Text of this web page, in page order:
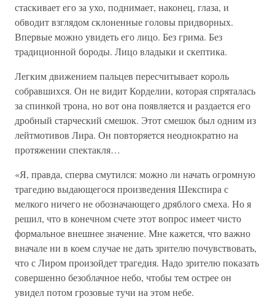
стаскивает его за ухо, поднимает, наконец, глаза, и
обводит взглядом склоненные головы придворных.
Впервые можно увидеть его лицо. Без грима. Без
традиционной бороды. Лицо владыки и скептика.
Легким движением пальцев пересчитывает король
собравшихся. Он не видит Корделии, которая спряталась
за спинкой трона, но вот она появляется и раздается его
дробный старческий смешок. Этот смешок был одним из
лейтмотивов Лира. Он повторяется неоднократно на
протяжении спектакля…
«Я, правда, сперва смутился: можно ли начать огромную
трагедию выдающегося произведения Шекспира с
мелкого ничего не обозначающего дряблого смеха. Но я
решил, что в конечном счете этот вопрос имеет чисто
формальное внешнее значение. Мне кажется, что важно
вначале ни в коем случае не дать зрителю почувствовать,
что с Лиром произойдет трагедия. Надо зрителю показать
совершенно безоблачное небо, чтобы тем острее он
увидел потом грозовые тучи на этом небе.